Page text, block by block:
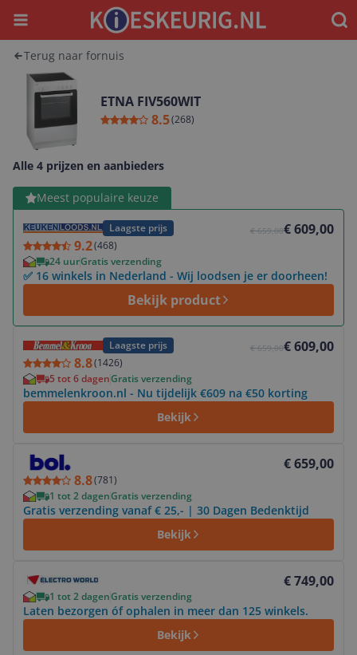
Menu
Terug naar fornuis
ETNA FIV560WIT
8.5(268)
Alle 4 prijzen en aanbieders
Meest populaire keuze
Laagste prijs
9.2(468)
€ 659,00€ 609,00
24 uurGratis verzending
✅ 16 winkels in Nederland - Wij loodsen je er doorheen!
Bekijk product
Bekijk product
Laagste prijs
8.8(1426)
€ 659,00€ 609,00
5 tot 6 dagenGratis verzending
bemmelenkroon.nl - Nu tijdelijk €609 na €50 korting
Bekijk
8.8(781)
€ 659,00
1 tot 2 dagenGratis verzending
Gratis verzending vanaf € 25,- | 30 Dagen Bedenktijd
Bekijk
Bekijk product
€ 749,00
1 tot 2 dagenGratis verzending
Laten bezorgen óf ophalen in meer dan 125 winkels.
Bekijk